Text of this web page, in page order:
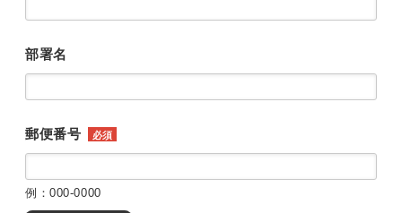
部署名
郵便番号 必須
例：000-0000